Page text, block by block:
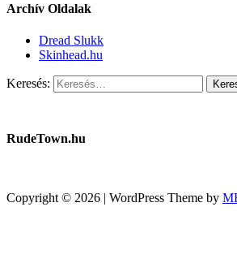
Archív Oldalak
Dread Slukk
Skinhead.hu
Keresés:
RudeTown.hu
Copyright © 2026 | WordPress Theme by